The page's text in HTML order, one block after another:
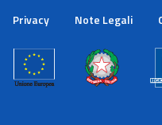
Privacy Note Legali
cookie.
Maggiori informazioni